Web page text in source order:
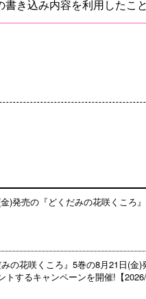
書き込み内容を利用したこ
金)発売の『どくだみの花咲くこ
みの花咲くころ』5巻の8月21日(
トするキャンペーンを開催!【2026/